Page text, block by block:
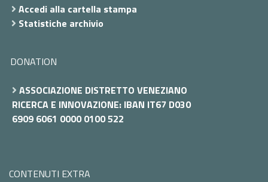
Accedi alla cartella stampa
Statistiche archivio
DONATION
ASSOCIAZIONE DISTRETTO VENEZIANO
RICERCA E INNOVAZIONE: IBAN IT67 D030
6909 6061 0000 0100 522
CONTENUTI EXTRA